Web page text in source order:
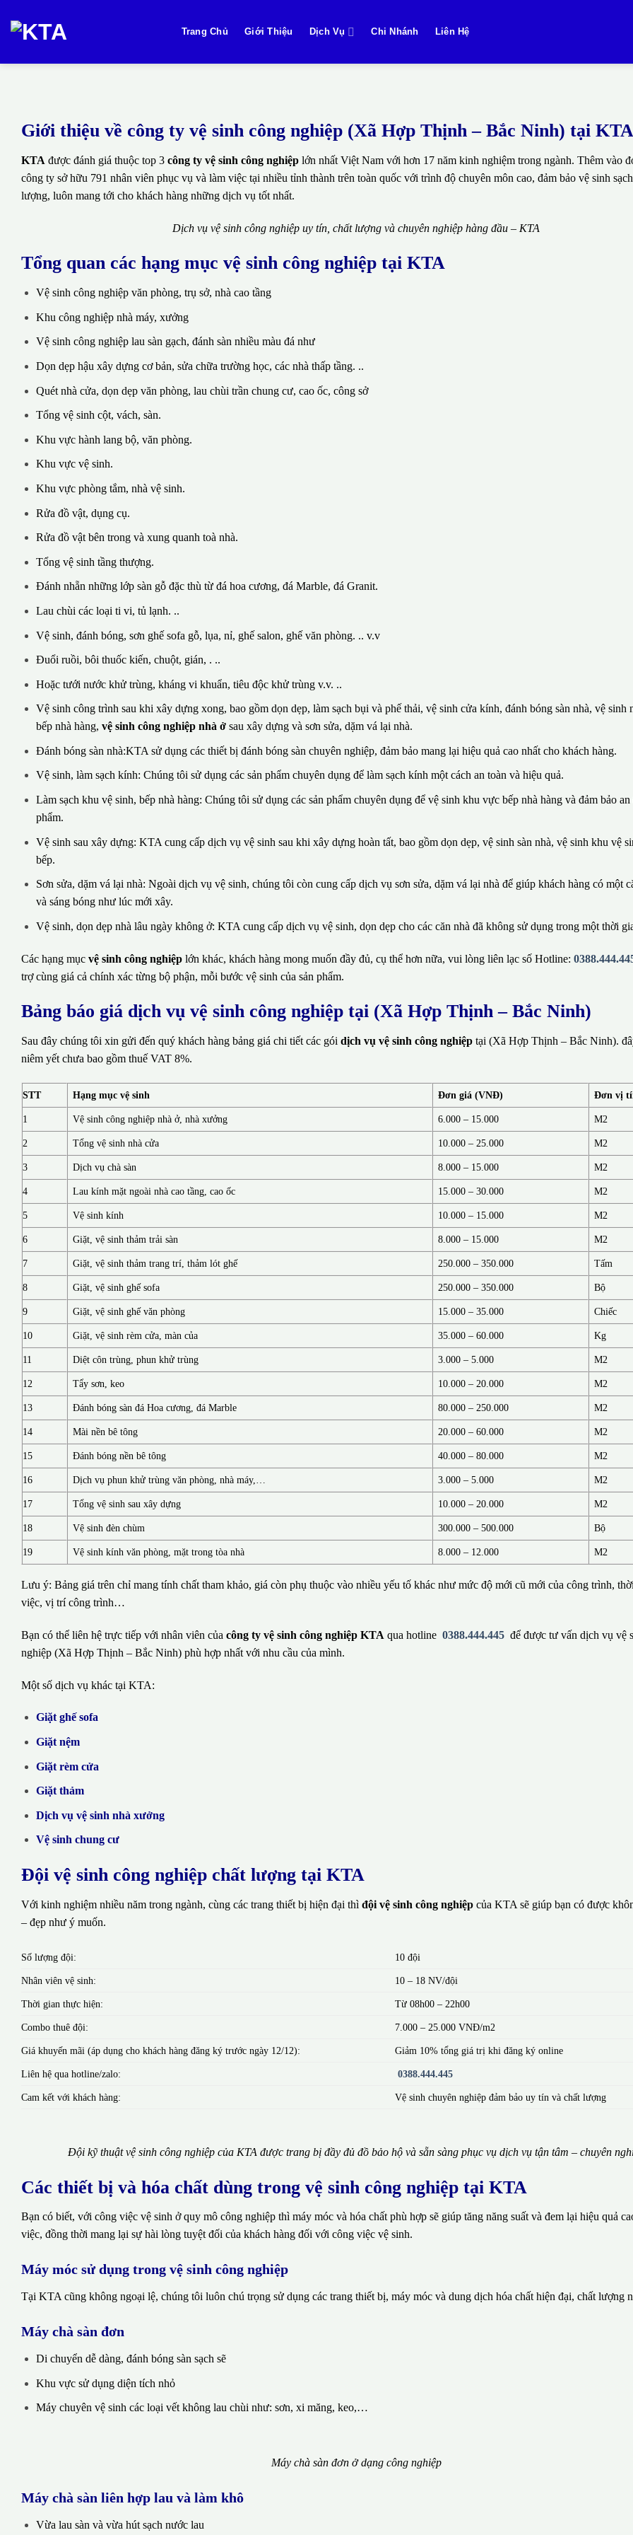
qua
dung
Trang Chủ Giới Thiệu Dịch Vụ Chi Nhánh Liên Hệ
Giới thiệu về công ty vệ sinh công nghiệp (Xã Hợp Thịnh – Bắc Ninh) tại KTA
KTA được đánh giá thuộc top 3 công ty vệ sinh công nghiệp lớn nhất Việt Nam với hơn 17 năm kinh nghiệm trong ngành. Thêm vào
công ty sở hữu 791 nhân viên phục vụ và làm việc tại nhiều tỉnh thành trên toàn quốc với trình độ chuyên môn cao, đảm bảo vệ sinh
lượng, luôn mang tới cho khách hàng những dịch vụ tốt nhất.
Dịch vụ vệ sinh công nghiệp uy tín, chất lượng và chuyên nghiệp hàng đầu – KTA
Tổng quan các hạng mục vệ sinh công nghiệp tại KTA
Vệ sinh công nghiệp văn phòng, trụ sở, nhà cao tầng
Khu công nghiệp nhà máy, xưởng
Vệ sinh công nghiệp lau sàn gạch, đánh sàn nhiều màu đá như
Dọn dẹp hậu xây dựng cơ bản, sửa chữa trường học, các nhà thấp tầng. ..
Quét nhà cửa, dọn dẹp văn phòng, lau chùi trần chung cư, cao ốc, công sở
Tổng vệ sinh cột, vách, sàn.
Khu vực hành lang bộ, văn phòng.
Khu vực vệ sinh.
Khu vực phòng tắm, nhà vệ sinh.
Rửa đồ vật, dụng cụ.
Rửa đồ vật bên trong và xung quanh toà nhà.
Tổng vệ sinh tầng thượng.
Đánh nhẵn những lớp sàn gỗ đặc thù từ đá hoa cương, đá Marble, đá Granit.
Lau chùi các loại ti vi, tủ lạnh. ..
Vệ sinh, đánh bóng, sơn ghế sofa gỗ, lụa, nỉ, ghế salon, ghế văn phòng. .. v.v
Đuổi ruồi, bôi thuốc kiến, chuột, gián, . ..
Hoặc tưới nước khử trùng, kháng vi khuẩn, tiêu độc khử trùng v.v. ..
Vệ sinh công trình sau khi xây dựng xong, bao gồm dọn dẹp, làm sạch bụi và phế thải, vệ sinh cửa kính, đánh bóng sàn nhà, vệ sinh
bếp nhà hàng, vệ sinh công nghiệp nhà ởsau xây dựng và sơn sửa, dặm vá lại nhà.
Đánh bóng sàn nhà:KTA sử dụng các thiết bị đánh bóng sàn chuyên nghiệp, đảm bảo mang lại hiệu quả cao nhất cho khách hàng.
Vệ sinh, làm sạch kính: Chúng tôi sử dụng các sản phẩm chuyên dụng để làm sạch kính một cách an toàn và hiệu quả.
Làm sạch khu vệ sinh, bếp nhà hàng: Chúng tôi sử dụng các sản phẩm chuyên dụng để vệ sinh khu vực bếp nhà hàng và đảm bảo
phẩm.
Vệ sinh sau xây dựng: KTA cung cấp dịch vụ vệ sinh sau khi xây dựng hoàn tất, bao gồm dọn dẹp, vệ sinh sàn nhà, vệ sinh khu vệ
bếp.
Sơn sửa, dặm vá lại nhà: Ngoài dịch vụ vệ sinh, chúng tôi còn cung cấp dịch vụ sơn sửa, dặm vá lại nhà để giúp khách hàng có một
và sáng bóng như lúc mới xây.
Vệ sinh, dọn dẹp nhà lâu ngày không ở: KTA cung cấp dịch vụ vệ sinh, dọn dẹp cho các căn nhà đã không sử dụng trong một thời
Các hạng mục vệ sinh công nghiệp lớn khác, khách hàng mong muốn đầy đủ, cụ thể hơn nữa, vui lòng liên lạc số Hotline:
trợ cùng giá cả chính xác từng bộ phận, mỗi bước vệ sinh của sản phẩm.
Bảng báo giá dịch vụ vệ sinh công nghiệp tại (Xã Hợp Thịnh – Bắc Ninh)
Sau đây chúng tôi xin gửi đến quý khách hàng bảng giá chi tiết các gói dịch vụ vệ sinh công nghiệp tại (Xã Hợp Thịnh – Bắc Ninh).
niêm yết chưa bao gồm thuế VAT 8%.
STT Hạng mục vệ sinh Đơn giá (VNĐ) Đơn vị
1 Vệ sinh công nghiệp nhà ở, nhà xưởng 6.000 – 15.000 M2
2 Tổng vệ sinh nhà cửa 10.000 – 25.000 M2
3 Dịch vụ chà sàn 8.000 – 15.000 M2
4 Lau kính mặt ngoài nhà cao tầng, cao ốc 15.000 – 30.000 M2
5 Vệ sinh kính 10.000 – 15.000 M2
6 Giặt, vệ sinh thảm trải sàn 8.000 – 15.000 M2
7 Giặt, vệ sinh thảm trang trí, thảm lót ghế 250.000 – 350.000 Tấm
8 Giặt, vệ sinh ghế sofa 250.000 – 350.000 Bộ
9 Giặt, vệ sinh ghế văn phòng 15.000 – 35.000 Chiếc
10 Giặt, vệ sinh rèm cửa, màn của 35.000 – 60.000 Kg
11 Diệt côn trùng, phun khử trùng 3.000 – 5.000 M2
12 Tẩy sơn, keo 10.000 – 20.000 M2
13 Đánh bóng sàn đá Hoa cương, đá Marble 80.000 – 250.000 M2
14 Mài nền bê tông 20.000 – 60.000 M2
15 Đánh bóng nền bê tông 40.000 – 80.000 M2
16 Dịch vụ phun khử trùng văn phòng, nhà máy,… 3.000 – 5.000 M2
17 Tổng vệ sinh sau xây dựng 10.000 – 20.000 M2
18 Vệ sinh đèn chùm 300.000 – 500.000 Bộ
19 Vệ sinh kính văn phòng, mặt trong tòa nhà 8.000 – 12.000 M2
Lưu ý: Bảng giá trên chỉ mang tính chất tham khảo, giá còn phụ thuộc vào nhiều yếu tố khác như mức độ mới cũ mới của công trình,
việc, vị trí công trình…
Bạn có thể liên hệ trực tiếp với nhân viên của công ty vệ sinh công nghiệp KTA qua hotline 0388.444.445 để được tư vấn dịch vụ vệ
nghiệp (Xã Hợp Thịnh – Bắc Ninh) phù hợp nhất với nhu cầu của mình.
Một số dịch vụ khác tại KTA:
Giặt ghế sofa
Giặt nệm
Giặt rèm cửa
Giặt thảm
Dịch vụ vệ sinh nhà xưởng
Vệ sinh chung cư
Đội vệ sinh công nghiệp chất lượng tại KTA
Với kinh nghiệm nhiều năm trong ngành, cùng các trang thiết bị hiện đại thì đội vệ sinh công nghiệp của KTA sẽ giúp bạn có được
– đẹp như ý muốn.
Số lượng đội: 10 đội
Nhân viên vệ sinh: 10 – 18 NV/đội
Thời gian thực hiện: Từ 08h00 – 22h00
Combo thuê đội: 7.000 – 25.000 VNĐ/m2
Giá khuyến mãi (áp dụng cho khách hàng đăng ký trước ngày 12/12): Giảm 10% tổng giá trị khi đăng ký online
Liên hệ qua hotline/zalo: 0388.444.445
Cam kết với khách hàng: Vệ sinh chuyên nghiệp đảm bảo uy tín và chất lượng
Đội kỹ thuật vệ sinh công nghiệp của KTA được trang bị đầy đủ đồ bảo hộ và sẵn sàng phục vụ dịch vụ tận tâm – chuyên
Các thiết bị và hóa chất dùng trong vệ sinh công nghiệp tại KTA
Bạn có biết, với công việc vệ sinh ở quy mô công nghiệp thì máy móc và hóa chất phù hợp sẽ giúp tăng năng suất và đem lại hiệu quả
việc, đồng thời mang lại sự hài lòng tuyệt đối của khách hàng đối với công việc vệ sinh.
Máy móc sử dụng trong vệ sinh công nghiệp
Tại KTA cũng không ngoại lệ, chúng tôi luôn chú trọng sử dụng các trang thiết bị, máy móc và dung dịch hóa chất hiện đại, chất lượng
Máy chà sàn đơn
Di chuyển dễ dàng, đánh bóng sàn sạch sẽ
Khu vực sử dụng diện tích nhỏ
Máy chuyên vệ sinh các loại vết không lau chùi như: sơn, xi măng, keo,…
Máy chà sàn đơn ở dạng công nghiệp
Máy chà sàn liên hợp lau và làm khô
Vừa lau sàn và vừa hút sạch nước lau